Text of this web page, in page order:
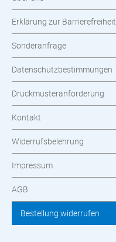
Erklärung zur Barrierefreiheit
Sonderanfrage
Datenschutzbestimmungen
Druckmusteranforderung
Kontakt
Widerrufsbelehrung
Impressum
AGB
Bestellung widerrufen